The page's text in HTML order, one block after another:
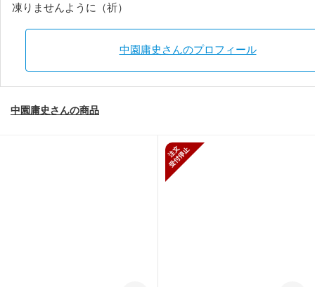
凍りませんように（祈）
中園庸史さんのプロフィール
中園庸史さんの商品